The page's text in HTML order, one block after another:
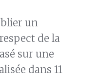
un
de la
sur une
dans 11